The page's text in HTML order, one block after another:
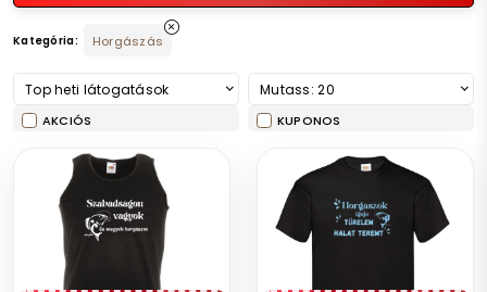
Kategória: Horgászás
Top heti látogatások Mutass: 20
AKCIÓS KUPONOS